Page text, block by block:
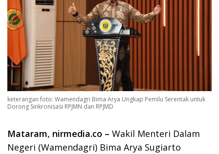
keterangan foto: Wamendagri Bima Arya Ungkap Pemilu Serentak untuk
Dorong Sinkronisasi RPJMN dan RPJMD
Mataram, nirmedia.co – Wakil Menteri Dalam
Negeri (Wamendagri) Bima Arya Sugiarto